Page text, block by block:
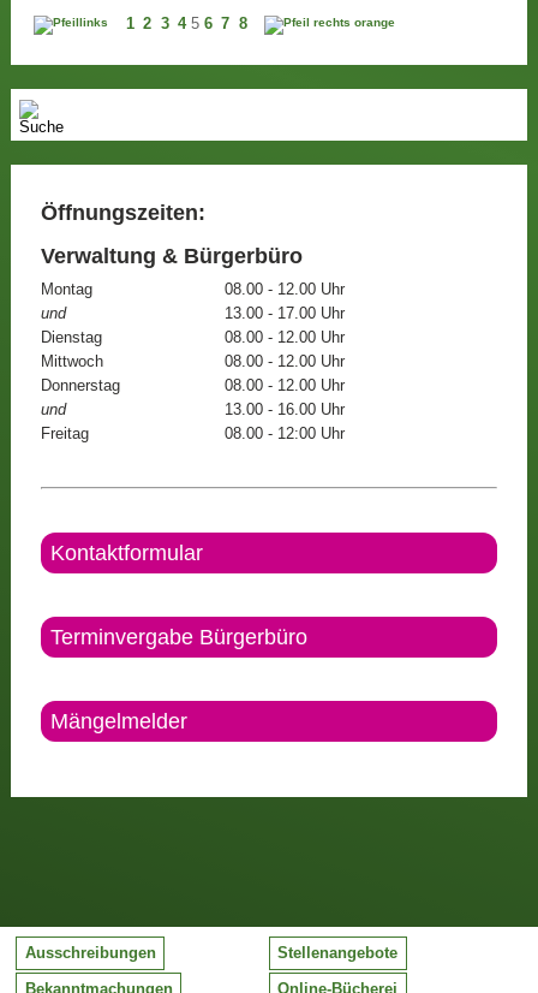
1 2 3 4 5 6 7 8
Öffnungszeiten:
Verwaltung & Bürgerbüro
Montag
08.00 - 12.00 Uhr
und
13.00 - 17.00 Uhr
Dienstag
08.00 - 12.00 Uhr
Mittwoch
08.00 - 12.00 Uhr
Donnerstag
08.00 - 12.00 Uhr
und
13.00 - 16.00 Uhr
Freitag
08.00 - 12:00 Uhr
Kontaktformular
Terminvergabe Bürgerbüro
Mängelmelder
Ausschreibungen Stellenangebote